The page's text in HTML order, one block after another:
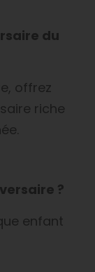
du
offrez
riche
?
enfant